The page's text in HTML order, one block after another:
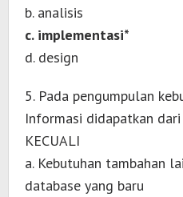
b. analisis
c. implementasi*
d. design
5. Pada pengumpulan
Informasi didapatkan
KECUALI
a. Kebutuhan tambahan
database yang baru